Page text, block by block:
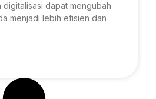
digitalisasi dapat mengubah
menjadi lebih efisien dan